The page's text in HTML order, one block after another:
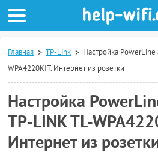
Главная TP-Link
Настройка PowerLine
WPA4220KIT. Интернет из розетки
Настройка
TP-LINK TL-
Интернет из